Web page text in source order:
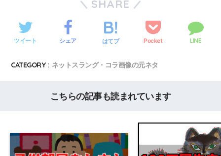
SHARE
ツイート シェア はてブ Pocket LINE
CATEGORY : ネットスラング・コラ画像の元ネタ
こちらの記事も読まれています